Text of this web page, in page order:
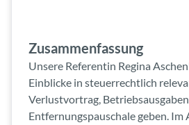
Zusammenfassung
Unsere Referentin Regina
Einblicke in steuerrechtlich
Verlustvortrag,
Entfernungspauschale geben. Im